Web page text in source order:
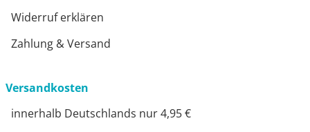
Widerruf erklären
Zahlung & Versand
Versandkosten
innerhalb Deutschlands nur 4,95 €